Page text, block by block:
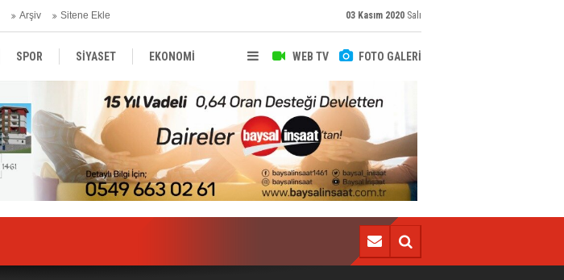
Arşiv Sitene Ekle 03 Kasım 2020 Salı
WEB TV FOTO GALERİ
SPOR SİYASET EKONOMİ
MAGAZİN BİLİM - TEKNOLOJİ
İzmir'deki depremin bilançosu açıklandı! Can kaybı...